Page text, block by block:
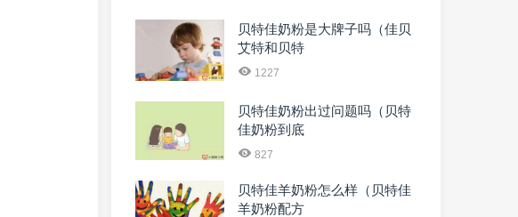
贝特佳奶粉是大牌子吗（佳贝
艾特和贝特
1227
贝特佳奶粉出过问题吗（贝特
佳奶粉到底
827
贝特佳羊奶粉怎么样（贝特佳
羊奶粉配方